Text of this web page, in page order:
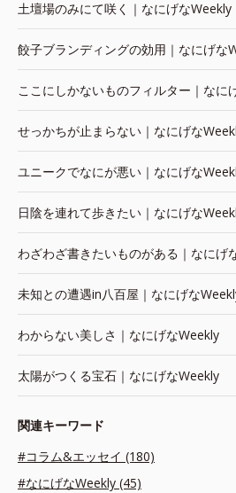
土壇場のみにて咲く｜なにげなWeekly
餃子ブランディングの効用｜なにげな
ここにしかないものフィルター｜なに
せっかちが止まらない｜なにげな
ユニークでなにが悪い｜なにげな
日陰を連れて歩きたい｜なにげな
わざわざ書きたいものがある｜なにげ
未知との遭遇in八百屋｜なにげな
わからない美しさ｜なにげなWeekly
太陽がつくる宝石｜なにげなWeekly
関連キーワード
#コラム&エッセイ (180)
#なにげなWeekly (45)